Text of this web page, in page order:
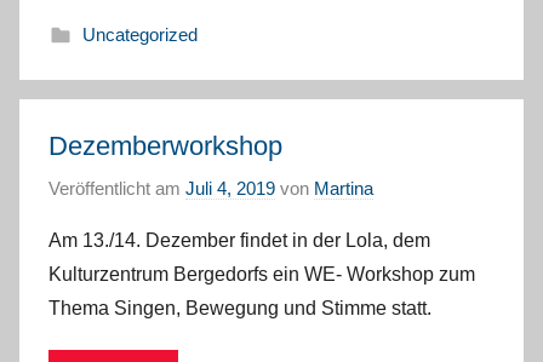
Uncategorized
Dezemberworkshop
Veröffentlicht am Juli 4, 2019 von Martina
Am 13./14. Dezember findet in der Lola, dem
Kulturzentrum Bergedorfs ein WE- Workshop zum
Thema Singen, Bewegung und Stimme statt.